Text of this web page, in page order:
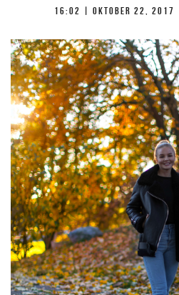
16:02 | oktober 22, 2017